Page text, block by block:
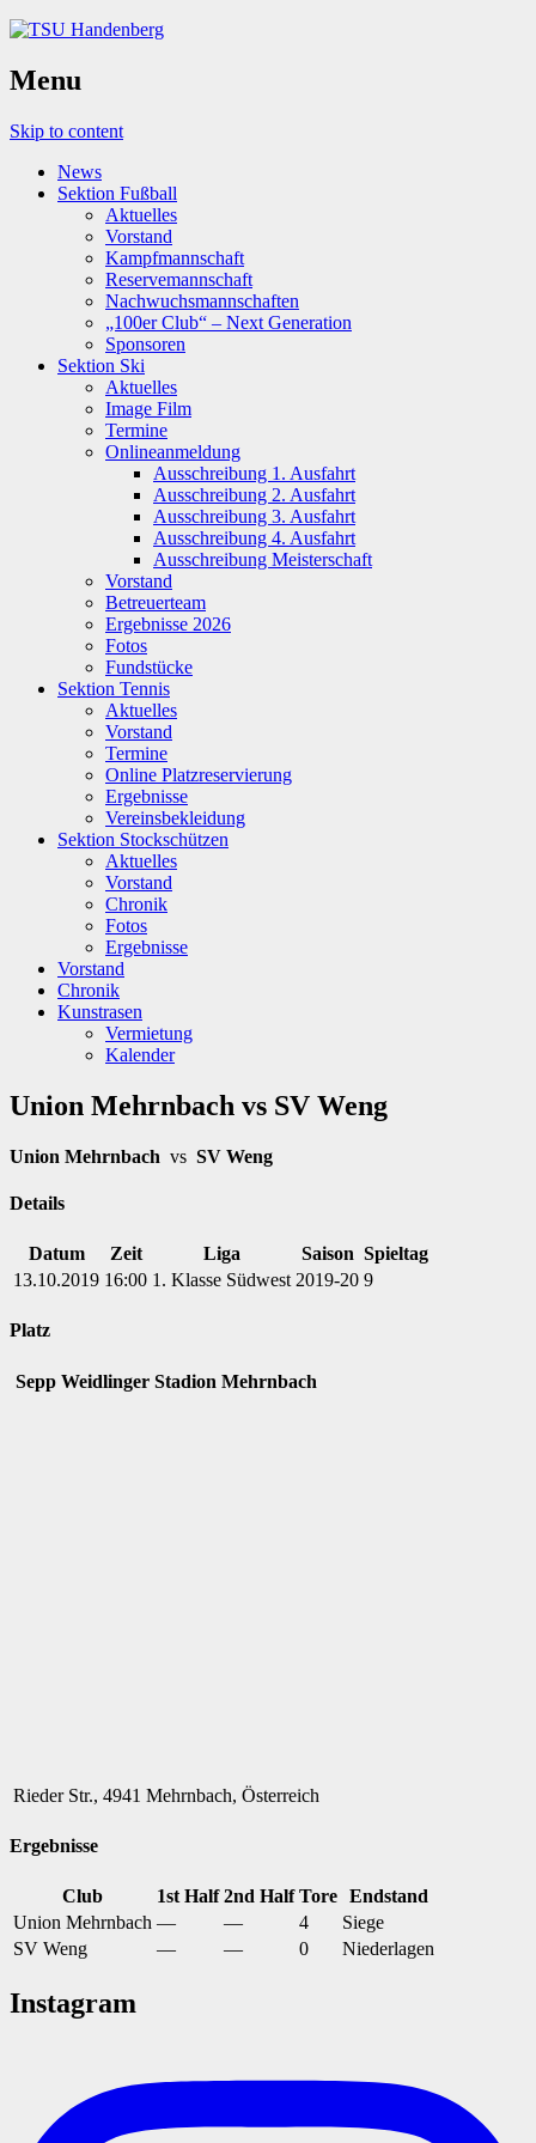
Menu
Skip to content
News
Sektion Fußball
Aktuelles
Vorstand
Kampfmannschaft
Reservemannschaft
Nachwuchsmannschaften
„100er Club“ – Next Generation
Sponsoren
Sektion Ski
Aktuelles
Image Film
Termine
Onlineanmeldung
Ausschreibung 1. Ausfahrt
Ausschreibung 2. Ausfahrt
Ausschreibung 3. Ausfahrt
Ausschreibung 4. Ausfahrt
Ausschreibung Meisterschaft
Vorstand
Betreuerteam
Ergebnisse 2026
Fotos
Fundstücke
Sektion Tennis
Aktuelles
Vorstand
Termine
Online Platzreservierung
Ergebnisse
Vereinsbekleidung
Sektion Stockschützen
Aktuelles
Vorstand
Chronik
Fotos
Ergebnisse
Vorstand
Chronik
Kunstrasen
Vermietung
Kalender
Union Mehrnbach vs SV Weng
Union Mehrnbach vs SV Weng
Details
Datum Zeit Liga Saison Spieltag
13.10.2019 16:00 1. Klasse Südwest 2019-20 9
Platz
Sepp Weidlinger Stadion Mehrnbach
Rieder Str., 4941 Mehrnbach, Österreich
Ergebnisse
Club 1st Half 2nd Half Tore Endstand
Union Mehrnbach — — 4
Siege
SV Weng
— — 0 Niederlagen
Instagram